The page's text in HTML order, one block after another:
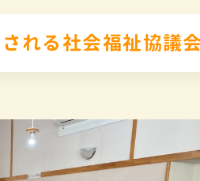
れる社会福祉協議